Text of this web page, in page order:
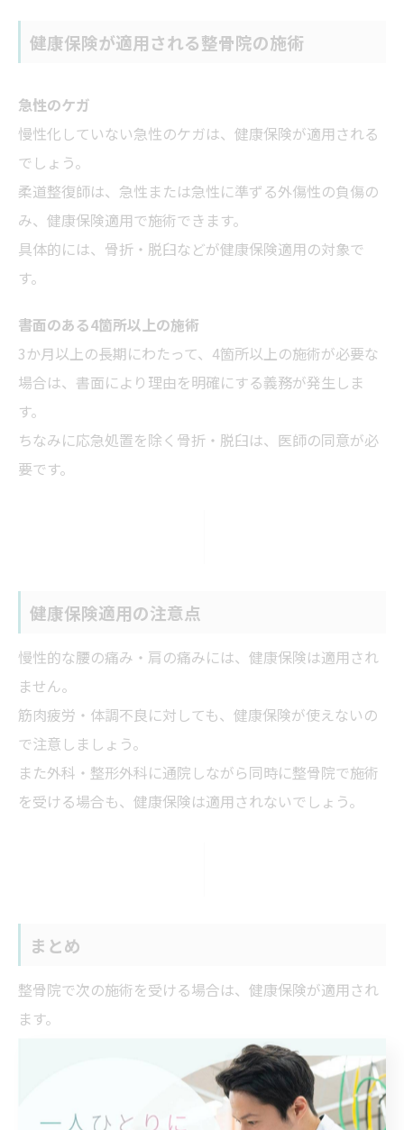
健康保険が適用される整骨院の施術
急性のケガ
慢性化していない急性のケガは、健康保険が適用される
でしょう。
柔道整復師は、急性または急性に準ずる外傷性の負傷の
み、健康保険適用で施術できます。
具体的には、骨折・脱臼などが健康保険適用の対象で
す。
書面のある4箇所以上の施術
3か月以上の長期にわたって、4箇所以上の施術が必要な
場合は、書面により理由を明確にする義務が発生しま
す。
ちなみに応急処置を除く骨折・脱臼は、医師の同意が必
要です。
健康保険適用の注意点
慢性的な腰の痛み・肩の痛みには、健康保険は適用され
ません。
筋肉疲労・体調不良に対しても、健康保険が使えないの
で注意しましょう。
また外科・整形外科に通院しながら同時に整骨院で施術
を受ける場合も、健康保険は適用されないでしょう。
まとめ
整骨院で次の施術を受ける場合は、健康保険が適用され
ます。
・書面のある4箇所以上の施術
ただし慢性的な症状には、健康保険は適用されないので